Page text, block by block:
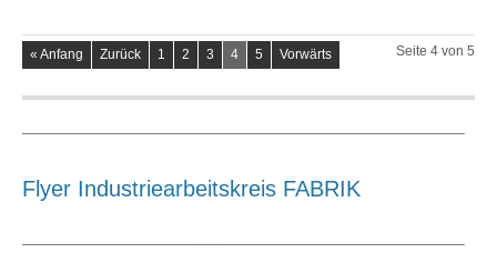
Seite 4 von 5
« Anfang Zurück 1 2 3 4 5 Vorwärts
Flyer Industriearbeitskreis FABRIK